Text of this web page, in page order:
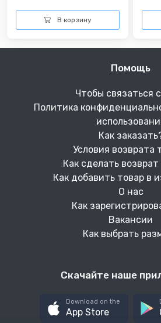
В корзину
Помощь
Чтобы связаться
Политика
Как
Условия возврата
Как сделать возврат
Как добавить товар в
О нас
Как
Вакансии
Как выбрать
Скачайте наше
Download on the
App Store